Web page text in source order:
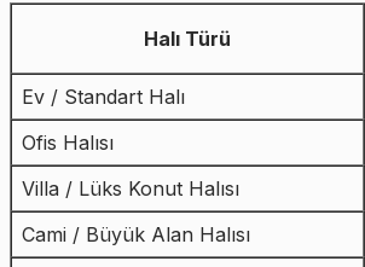
Halı Türü
Ev / Standart Halı
Ofis Halısı
Villa / Lüks Konut Halısı
Cami / Büyük Alan Halısı